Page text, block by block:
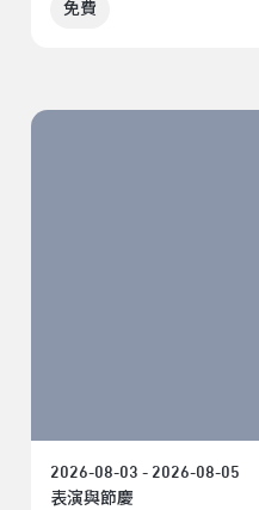
免費
2026-08-03 - 2026-08-05
表演與節慶